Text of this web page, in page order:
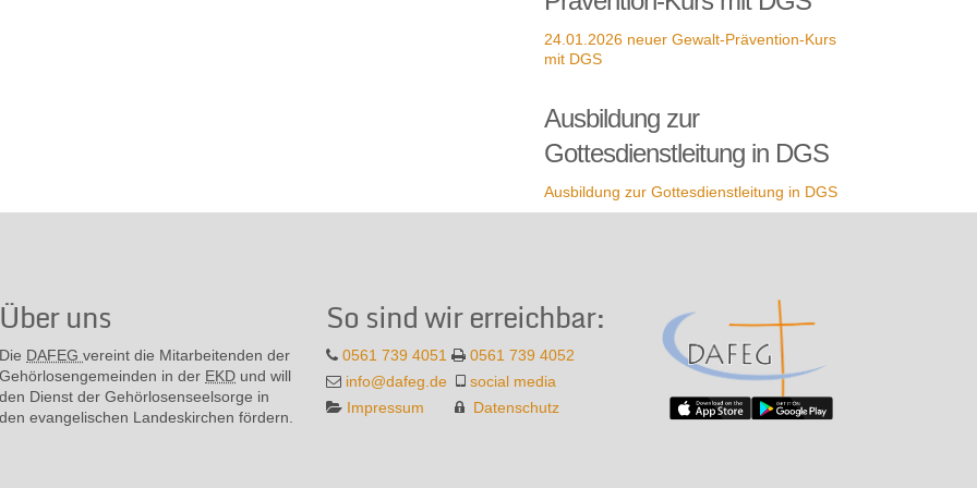
24.01.2026 neuer Gewalt-Prävention-Kurs
mit DGS
Ausbildung zur
Gottesdienstleitung in DGS
Ausbildung zur Gottesdienstleitung in DGS
Über uns
Die DAFEG vereint die Mitarbeitenden der
Gehör­losen­gemeinden in der EKD und will
den Dienst der Gehör­losen­seel­sorge in
den evange­lischen Landes­kirchen fördern.
So sind wir erreichbar:
0561 739 4051
0561 739 4052
info@dafeg.de
social media
Impressum
Datenschutz